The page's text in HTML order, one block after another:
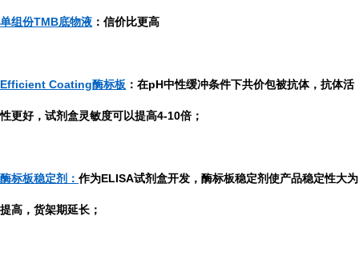
单组份TMB底物液 ：信价比更高
Efficient Coating酶标板 ：在pH中性缓冲条件下共价包被抗体，抗体活
性更好，试剂盒灵敏度可以提高4-10倍；
酶标板稳定剂： 作为ELISA试剂盒开发，酶标板稳定剂使产品稳定性大为
提高，货架期延长；